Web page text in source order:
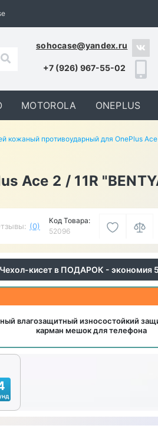
sohocase@yandex.ru
+7 (926) 967-55-02
MOTOROLA ONEPLUS
кожаный противоударный для OnePlus Ace
Ace 2 / 11R
(0)
Код Товара:
52096
кисет в ПОДАРОК - экономия
влагозащитный износостойкий
карман мешок для телефона